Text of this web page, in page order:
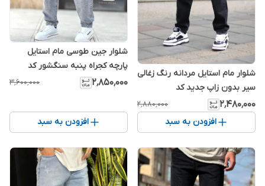
شلوار مام استایل مردانه رنگ زغالی
سیر بدون زاپ جدید کد
mom8667
۲٬۴۸۰٬۰۰۰ ۲٬۸۸۰٬۰۰۰
افزودن به سبد
شلوار جین طوسی مام استایل
پارچه کجراه پنبه سنگشور کد
۲۵۶۳۳
۲٬۸۵۰٬۰۰۰ ۳٬۶۰۰٬۰۰۰
افزودن به سبد